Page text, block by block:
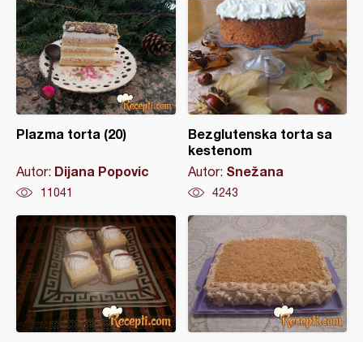
Plazma torta (20)
Autor: Dijana Popovic
11041
Bezglutenska torta sa
kestenom
Autor: Snežana
4243